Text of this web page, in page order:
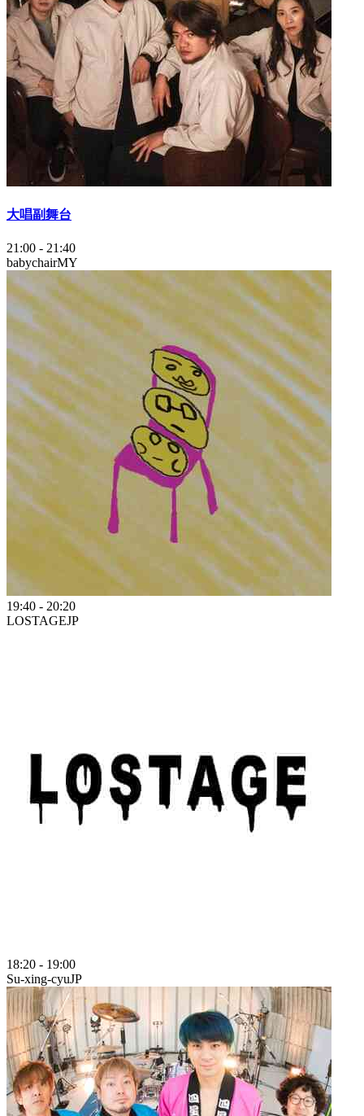
大唱副舞台
21:00 - 21:40
babychairMY
19:40 - 20:20
LOSTAGEJP
18:20 - 19:00
Su-xing-cyuJP